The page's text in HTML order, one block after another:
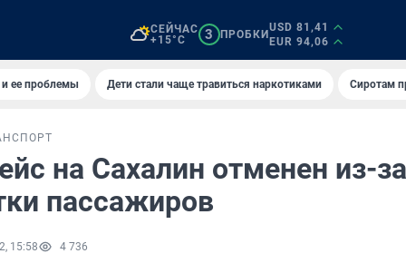
СЕЙЧАС
+15°C
3 ПРОБКИ
USD 81,41
EUR 94,06
ее проблемы Дети стали чаще травиться наркотиками Сиротам
на Сахалин отменен из-за
пассажиров
15:58 4 736